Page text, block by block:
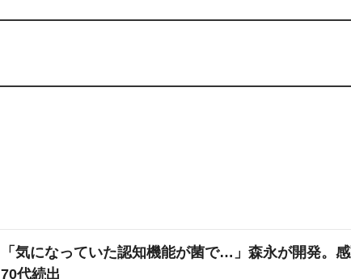
「気になっていた認知機能が菌で…」森永が開発。
70代続出